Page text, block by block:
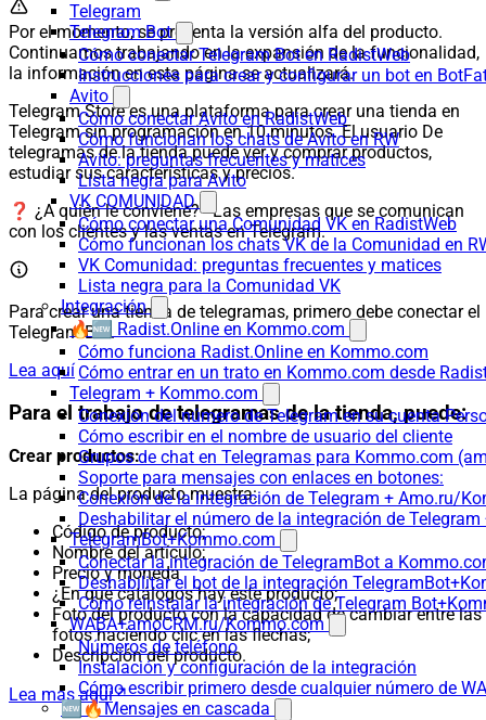
Telegram
Telegram Bot
Cómo conectar Telegram Bot en RadistWeb
Instrucciones para crear y configurar un bot en
Avito
Cómo conectar Avito en RadistWeb
Cómo funcionan los chats de Avito en RW
Avito: preguntas frecuentes y matices
Lista negra para Avito
VK COMUNIDAD
Cómo conectar una Comunidad VK en RadistWeb
Cómo funcionan los chats VK de la Comunidad en
VK Comunidad: preguntas frecuentes y matices
Lista negra para la Comunidad VK
Integración
🔥🆕 Radist.Online en Kommo.com
Cómo funciona Radist.Online en Kommo.com
Cómo entrar en un trato en Kommo.com desde
Telegram + Kommo.com
Conexión del número de Telegram en su cuenta
Cómo escribir en el nombre de usuario del cliente
Grupos de chat en Telegramas para Kommo.com
Soporte para mensajes con enlaces en botones:
Conexión de la integración de Telegram + Amo.ru/
Deshabilitar el número de la integración de
TelegramBot+Kommo.com
Conectar la integración de TelegramBot a
Deshabilitar el bot de la integración
Cómo reinstalar la integración de Telegram
WABA+amoCRM.ru/Kommo.com
Números de teléfono
Instalación y configuración de la integración
Cómo escribir primero desde cualquier número de
🆕🔥Mensajes en cascada
Por el momento, se presenta la versión alfa del producto.
Continuamos trabajando en la expansión de la funcionalidad,
la información en esta página se actualizará.
Telegram Store es una plataforma para crear una tienda en
Telegram sin programación en 10 minutos. El usuario De
telegramas de la tienda puede ver y comprar productos,
estudiar sus características y precios.
❓ ¿A quién le conviene? - Las empresas que se comunican
con los clientes y las ventas en Telegram.
Para crear una tienda de telegramas, primero debe conectar el
Telegram Bot.
Lea aquí
Para el trabajo de telegramas de la tienda, puede:
Crear productos:
La página del producto muestra:
Código de producto;
Nombre del artículo;
Precio y moneda
¿En qué catálogos hay este producto;
Foto del producto con la capacidad de cambiar entre las
fotos haciendo clic en las flechas;
Descripción del producto.
Lea más aquí